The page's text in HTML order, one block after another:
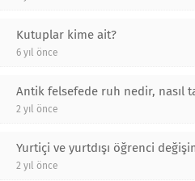
Kutuplar kime ait?
6 yıl önce
Antik felsefede ruh nedir, nasıl
2 yıl önce
Yurtiçi ve yurtdışı öğrenci
2 yıl önce